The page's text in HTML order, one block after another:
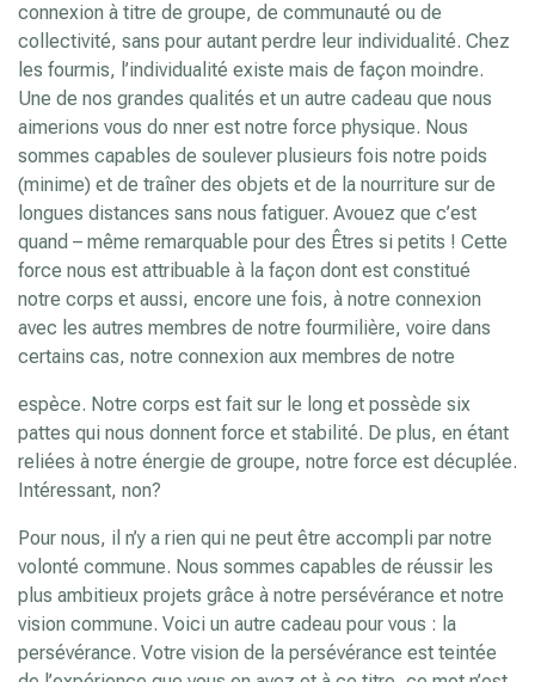
connexion à titre de groupe, de communauté ou de
collectivité, sans pour autant perdre leur individualité. Chez
les fourmis, l’individualité existe mais de façon moindre.
Une de nos grandes qualités et un autre cadeau que nous
aimerions vous do nner est notre force physique. Nous
sommes capables de soulever plusieurs fois notre poids
(minime) et de traîner des objets et de la nourriture sur de
longues distances sans nous fatiguer. Avouez que c’est
quand – même remarquable pour des Êtres si petits ! Cette
force nous est attribuable à la façon dont est constitué
notre corps et aussi, encore une fois, à notre connexion
avec les autres membres de notre fourmilière, voire dans
certains cas, notre connexion aux membres de notre
espèce. Notre corps est fait sur le long et possède six
pattes qui nous donnent force et stabilité. De plus, en étant
reliées à notre énergie de groupe, notre force est décuplée.
Intéressant, non?
Pour nous, il n’y a rien qui ne peut être accompli par notre
volonté commune. Nous sommes capables de réussir les
plus ambitieux projets grâce à notre persévérance et notre
vision commune. Voici un autre cadeau pour vous : la
persévérance. Votre vision de la persévérance est teintée